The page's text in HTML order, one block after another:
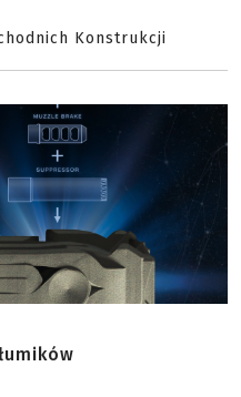
Konstrukcji